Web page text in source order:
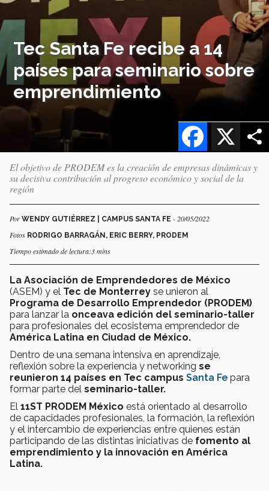
Tec Santa Fe recibe a 14
países para seminario sobre
emprendimiento
X
Facebook
El objetivo de PRODEM es la creación de empresas dinámicas y
su decisiva contribución al progreso económico y social de la
región
Por WENDY GUTIÉRREZ | CAMPUS SANTA FE - 20/05/2022
Fotos RODRIGO BARRAGÁN, ERIC BERRY, PRODEM
Tiempo estimado de lectura:3 mins
La Asociación de Emprendedores de México
(ASEM) y el Tec de Monterrey se unieron al
Programa de Desarrollo Emprendedor (PRODEM)
para lanzar la onceava edición del seminario-taller
para profesionales del ecosistema emprendedor de
América Latina en Ciudad de México.
Dentro de una semana intensiva en aprendizaje,
reflexión sobre la experiencia y networking se
reunieron 14 países en Tec campus Santa Fe para
formar parte del seminario-taller.
El 11ST PRODEM México está orientado al desarrollo
de capacidades profesionales, la formación, la reflexión
y el intercambio de experiencias entre quienes están
participando de las distintas iniciativas de fomento al
emprendimiento y la innovación en América
Latina.